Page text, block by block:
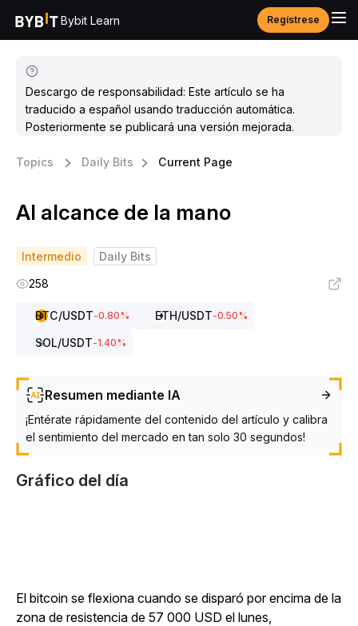
Bybit Learn Regístrese
Descargo de responsabilidad: Este artículo se ha
traducido a español usando traducción automática.
Posteriormente se publicará una versión mejorada.
Topics Daily Bits Current Page
Al alcance de la mano
Intermedio
Daily Bits
258
BTC/USDT-0.80% ETH/USDT-0.50%
SOL/USDT-1.40%
Resumen mediante IA
¡Entérate rápidamente del contenido del artículo y calibra
el sentimiento del mercado en tan solo 30 segundos!
Gráfico del día
El bitcoin se flexiona cuando se disparó por encima de la
zona de resistencia de 57 000 USD el lunes,